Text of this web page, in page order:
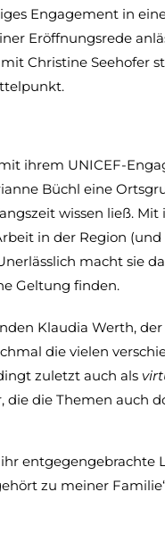
Engagement in
Eröffnungsrede
Christine Seehofer
ihrem UNICEF-
Büchl eine
wissen ließ.
in der Region
macht sie
Geltung finden.
Klaudia Werth,
die vielen
zuletzt auch als
die die Themen auch
entgegengebrachte
zu meiner